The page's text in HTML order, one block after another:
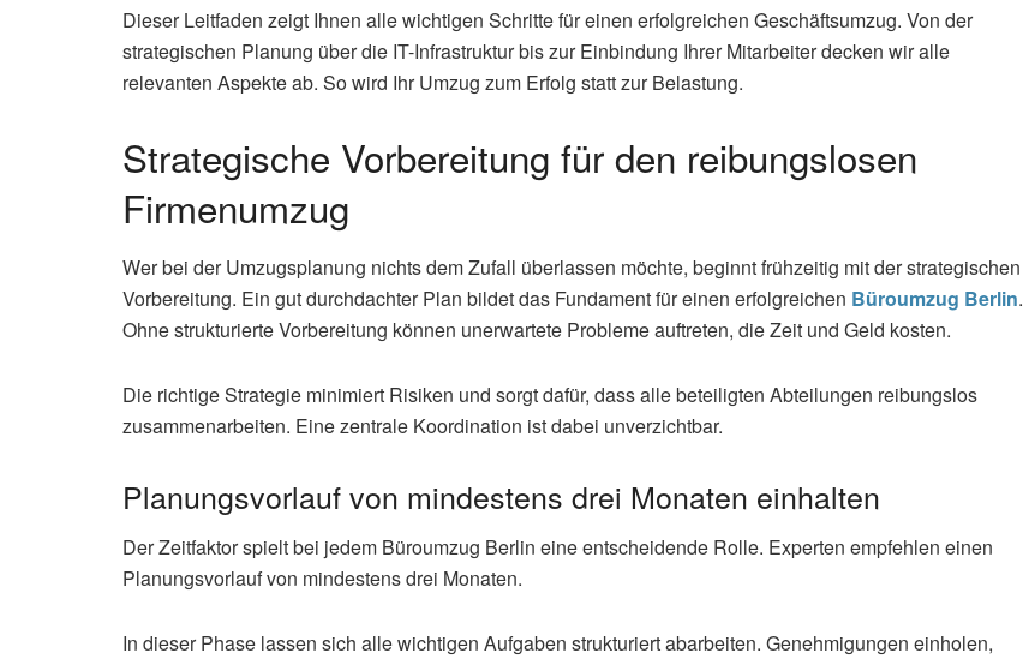
Dieser Leitfaden zeigt Ihnen alle wichtigen Schritte für einen erfolgreichen Geschäftsumzug. Von der
strategischen Planung über die IT-Infrastruktur bis zur Einbindung Ihrer Mitarbeiter decken wir alle
relevanten Aspekte ab. So wird Ihr Umzug zum Erfolg statt zur Belastung.
Strategische Vorbereitung für den reibungslosen
Firmenumzug
Wer bei der Umzugsplanung nichts dem Zufall überlassen möchte, beginnt frühzeitig mit der strategischen
Vorbereitung. Ein gut durchdachter Plan bildet das Fundament für einen erfolgreichen Büroumzug Berlin.
Ohne strukturierte Vorbereitung können unerwartete Probleme auftreten, die Zeit und Geld kosten.
Die richtige Strategie minimiert Risiken und sorgt dafür, dass alle beteiligten Abteilungen reibungslos
zusammenarbeiten. Eine zentrale Koordination ist dabei unverzichtbar.
Planungsvorlauf von mindestens drei Monaten einhalten
Der Zeitfaktor spielt bei jedem Büroumzug Berlin eine entscheidende Rolle. Experten empfehlen einen
Planungsvorlauf von mindestens drei Monaten.
In dieser Phase lassen sich alle wichtigen Aufgaben strukturiert abarbeiten. Genehmigungen einholen,